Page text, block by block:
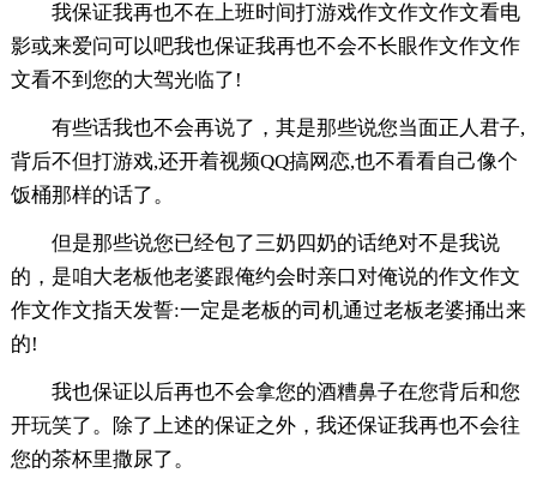
我保证我再也不在上班时间打游戏作文作文作文看电
影或来爱问可以吧我也保证我再也不会不长眼作文作文作
文看不到您的大驾光临了!
有些话我也不会再说了，其是那些说您当面正人君子,
背后不但打游戏,还开着视频QQ搞网恋,也不看看自己像个
饭桶那样的话了。
但是那些说您已经包了三奶四奶的话绝对不是我说
的，是咱大老板他老婆跟俺约会时亲口对俺说的作文作文
作文作文指天发誓:一定是老板的司机通过老板老婆捅出来
的!
我也保证以后再也不会拿您的酒糟鼻子在您背后和您
开玩笑了。除了上述的保证之外，我还保证我再也不会往
您的茶杯里撒尿了。